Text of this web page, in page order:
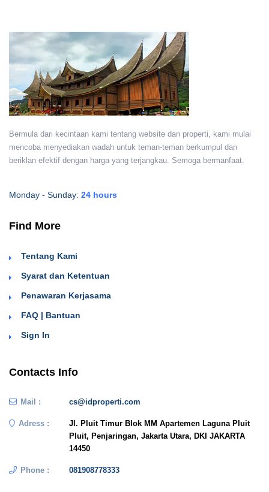
Bermula dari kecintaan kami tentang website dan properti, kami mulai
mencoba menyediakan wadah untuk teman-teman berkumpul dan
beriklan efektif dengan harga yang terjangkau. Semoga bermanfaat.
Monday - Sunday: 24 hours
Find More
Tentang Kami
Syarat dan Ketentuan
Penawaran Kerjasama
FAQ | Bantuan
Sign In
Contacts Info
Mail : cs@idproperti.com
Adress :
Jl. Pluit Timur Blok MM Apartemen Laguna Pluit
Pluit, Penjaringan, Jakarta Utara, DKI JAKARTA
14450
Phone : 081908778333